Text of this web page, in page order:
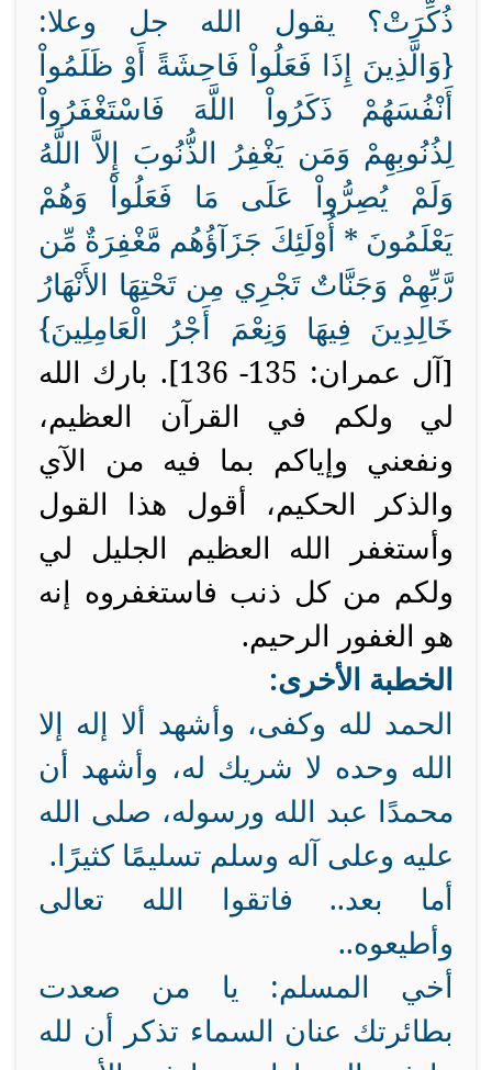
ذُكِّرَتْ؟ يقول الله جل وعلا:
{وَالَّذِينَ إِذَا فَعَلُواْ فَاحِشَةً أَوْ ظَلَمُواْ
أَنْفُسَهُمْ ذَكَرُواْ اللَّهَ فَاسْتَغْفَرُواْ
لِذُنُوبِهِمْ وَمَن يَغْفِرُ الذُّنُوبَ إِلاَّ اللَّهُ
وَلَمْ يُصِرُّواْ عَلَى مَا فَعَلُواْ وَهُمْ
يَعْلَمُونَ * أُوْلَئِكَ جَزَآؤُهُم مَّغْفِرَةٌ مِّن
رَّبِّهِمْ وَجَنَّاتٌ تَجْرِي مِن تَحْتِهَا الأَنْهَارُ
خَالِدِينَ فِيهَا وَنِعْمَ أَجْرُ الْعَامِلِينَ}
[آل عمران: 135- 136]. بارك الله
لي ولكم في القرآن العظيم،
ونفعني وإياكم بما فيه من الآي
والذكر الحكيم، أقول هذا القول
وأستغفر الله العظيم الجليل لي
ولكم من كل ذنب فاستغفروه إنه
هو الغفور الرحيم.
الخطبة الأخرى:
الحمد لله وكفى، وأشهد ألا إله إلا
الله وحده لا شريك له، وأشهد أن
محمدًا عبد الله ورسوله، صلى الله
عليه وعلى آله وسلم تسليمًا كثيرًا.
أما بعد.. فاتقوا الله تعالى
وأطيعوه..
أخي المسلم: يا من صعدت
بطائرتك عنان السماء تذكر أن لله